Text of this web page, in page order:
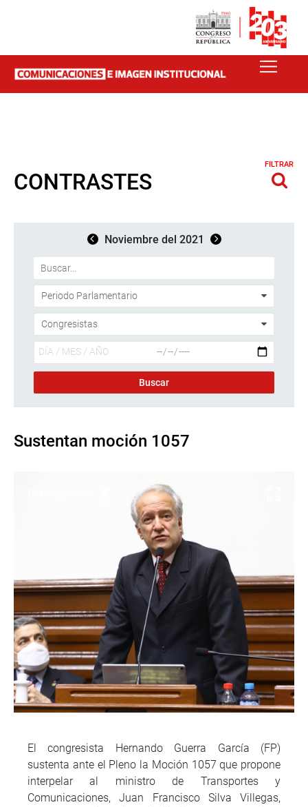
CONTRASTES
FILTRAR
Noviembre del 2021
Sustentan moción 1057
El congresista Hernando Guerra García (FP)
sustenta ante el Pleno la Moción 1057 que propone
interpelar al ministro de Transportes y
Comunicaciones, Juan Francisco Silva Villegas,